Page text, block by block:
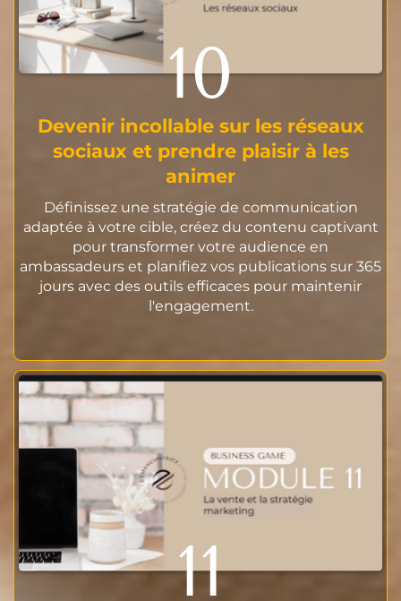
10
Devenir incollable sur les réseaux
sociaux et prendre plaisir à les
animer
Définissez une stratégie de communication
adaptée à votre cible, créez du contenu captivant
pour transformer votre audience en
ambassadeurs et planifiez vos publications sur 365
jours avec des outils efficaces pour maintenir
l'engagement.
11